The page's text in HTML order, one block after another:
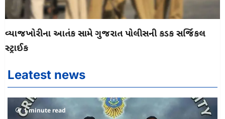
વ્યાજખોરીના આતંક સામે ગુજરાત પોલીસની કડક સર્જિકલ
સ્ટ્રાઈક
Leatest news
1 minute read